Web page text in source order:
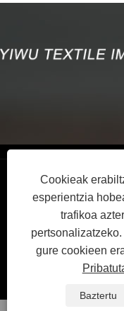
Cookieak
esperientzia
trafikoa
gure cookieen
Baztertu
Links Sitemap
Copyright 2024 ©